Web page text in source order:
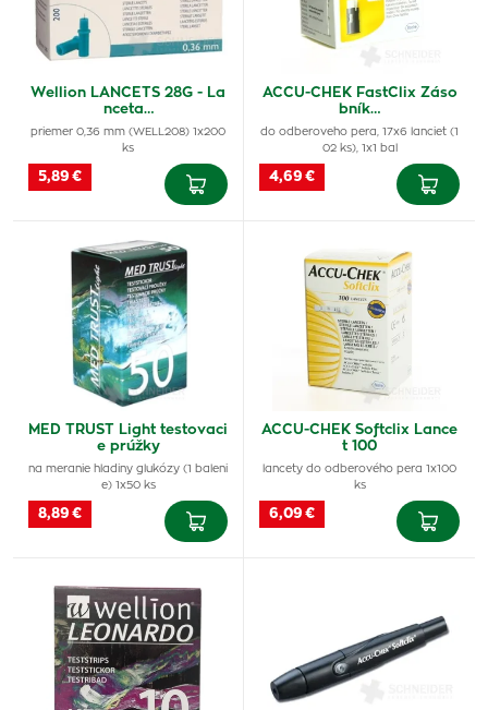
Wellion LANCETS 28G - La
nceta…
priemer 0,36 mm (WELL208) 1x200
ks
5,89 €
ACCU-CHEK FastClix Záso
bník…
do odberoveho pera, 17x6 lanciet (1
02 ks), 1x1 bal
4,69 €
MED TRUST Light testovaci
e prúžky
na meranie hladiny glukózy (1 baleni
e) 1x50 ks
8,89 €
ACCU-CHEK Softclix Lance
t 100
lancety do odberového pera 1x100
ks
6,09 €